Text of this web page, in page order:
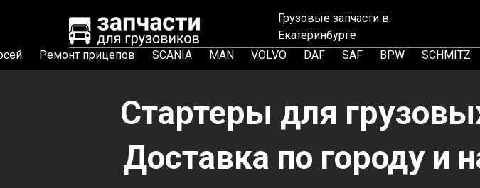
Грузовые запчасти в
Екатеринбурге
Ремонт прицепов SCANIA MAN VOLVO DAF SAF BPW SCHMITZ
Стартеры для
Доставка по городу и